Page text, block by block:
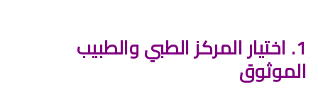
1. اختيار المركز الطبي والطبيب
الموثوق